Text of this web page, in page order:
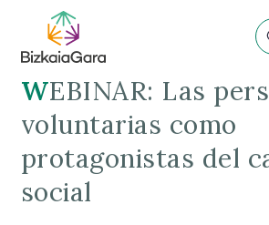
WEBINAR: Las personas
voluntarias como
protagonistas del
social